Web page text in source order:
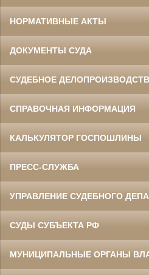
НОРМАТИВНЫЕ АКТЫ
ДОКУМЕНТЫ СУДА
СУДЕБНОЕ
СПРАВОЧНАЯ ИНФОРМАЦИЯ
КАЛЬКУЛЯТОР ГОСПОШЛИНЫ
ПРЕСС-СЛУЖБА
УПРАВЛЕНИЕ СУДЕБНОГО
СУДЫ СУБЪЕКТА РФ
МУНИЦИПАЛЬНЫЕ ОРГАНЫ